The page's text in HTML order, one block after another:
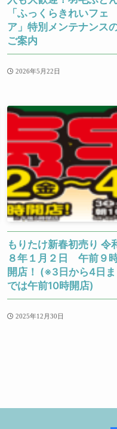
「ふっくらきれいフェ
ア」特別メンテナンス
ご案内
2026年5月22日
もりたけ新春初売り 令
８年１月２日 午前９
開店！ (※3日から4日ま
では午前10時開店)
2025年12月30日